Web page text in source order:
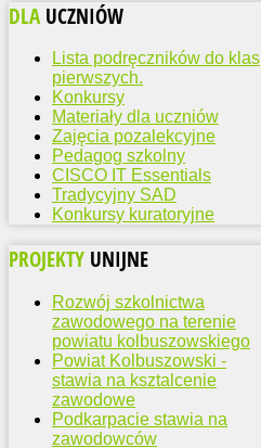
DLA UCZNIÓW
Lista podręczników do klas
pierwszych.
Konkursy
Materiały dla uczniów
Zajęcia pozalekcyjne
Pedagog szkolny
CISCO IT Essentials
Tradycyjny SAD
Konkursy kuratoryjne
PROJEKTY UNIJNE
Rozwój szkolnictwa
zawodowego na terenie
powiatu kolbuszowskiego
Powiat Kolbuszowski -
stawia na ksztalcenie
zawodowe
Podkarpacie stawia na
zawodowców